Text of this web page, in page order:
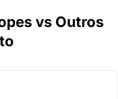
vs Outros